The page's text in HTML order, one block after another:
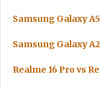
Samsung Galaxy
Samsung Galaxy
Realme 16 Pro vs